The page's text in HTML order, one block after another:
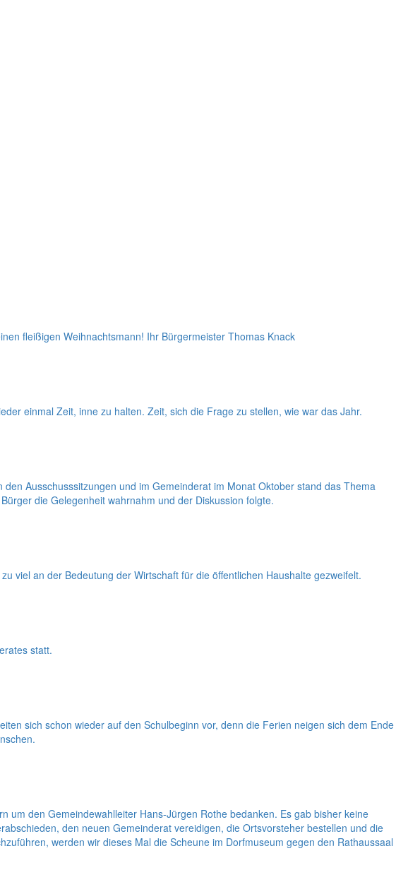
fleißigen Weihnachtsmann! Ihr Bürgermeister Thomas Knack
einmal Zeit, inne zu halten. Zeit, sich die Frage zu stellen, wie war das Jahr.
Ausschusssitzungen und im Gemeinderat im Monat Oktober stand das Thema
die Gelegenheit wahrnahm und der Diskussion folgte.
viel an der Bedeutung der Wirtschaft für die öffentlichen Haushalte gezweifelt.
statt.
sich schon wieder auf den Schulbeginn vor, denn die Ferien neigen sich dem Ende
um den Gemeindewahlleiter Hans-Jürgen Rothe bedanken. Es gab bisher keine
den neuen Gemeinderat vereidigen, die Ortsvorsteher bestellen und die
werden wir dieses Mal die Scheune im Dorfmuseum gegen den Rathaussaal